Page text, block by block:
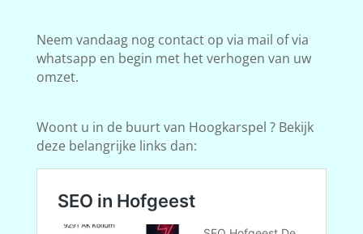
Neem vandaag nog contact op via mail of via
whatsapp en begin met het verhogen van uw
omzet.
Woont u in de buurt van Hoogkarspel ? Bekijk
deze belangrijke links dan: